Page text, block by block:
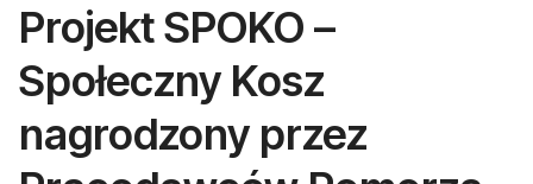
Projekt SPOKO –
Społeczny Kosz
nagrodzony przez